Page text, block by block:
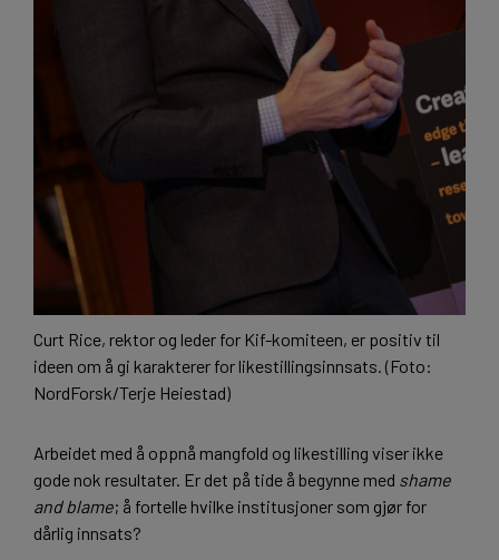
Curt Rice, rektor og leder for Kif-komiteen, er positiv til
ideen om å gi karakterer for likestillingsinnsats. (Foto:
NordForsk/Terje Heiestad)
Arbeidet med å oppnå mangfold og likestilling viser ikke
gode nok resultater. Er det på tide å begynne med shame
and blame; å fortelle hvilke institusjoner som gjør for
dårlig innsats?